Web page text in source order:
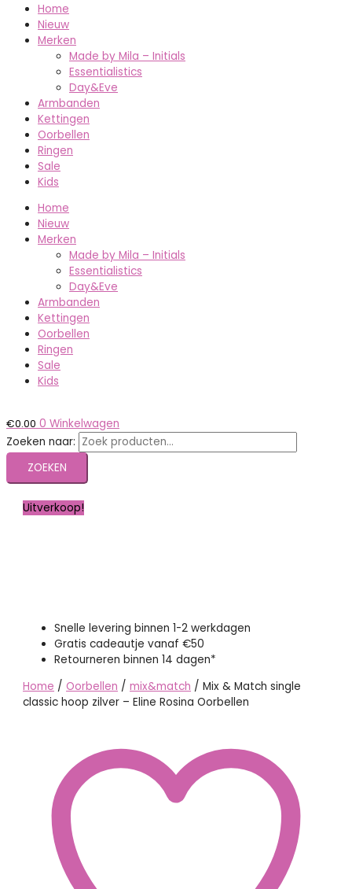
Home
Nieuw
Merken
Made by Mila – Initials
Essentialistics
Day&Eve
Armbanden
Kettingen
Oorbellen
Ringen
Sale
Kids
Home
Nieuw
Merken
Made by Mila – Initials
Essentialistics
Day&Eve
Armbanden
Kettingen
Oorbellen
Ringen
Sale
Kids
€0.00 0 Winkelwagen
Zoeken naar:
ZOEKEN
Uitverkoop!
Snelle levering binnen 1-2 werkdagen
Gratis cadeautje vanaf €50
Retourneren binnen 14 dagen*
Home /Oorbellen /mix&match / Mix & Match single
classic hoop zilver – Eline Rosina Oorbellen